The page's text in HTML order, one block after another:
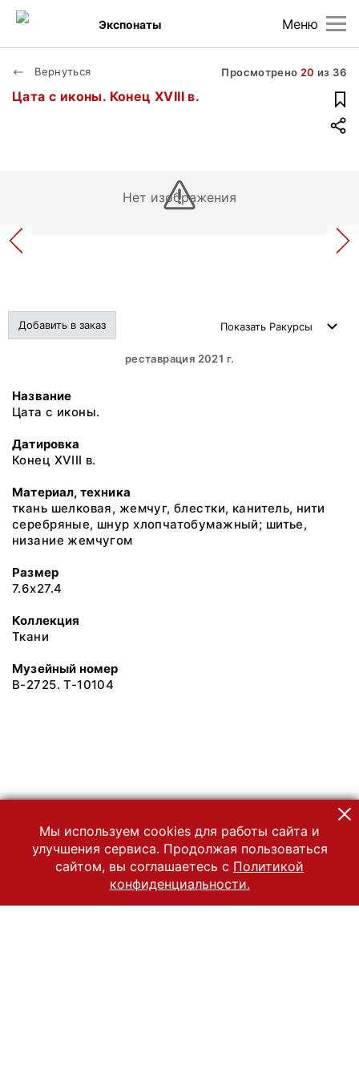
Меню
Экспонаты
Вернуться Просмотрено 20 из 36
Цата с иконы. Конец XVIII в.
Нет изображения
Добавить в заказ Показать Ракурсы
реставрация 2021 г.
Название
Цата с иконы.
Датировка
Конец XVIII в.
Материал, техника
ткань шелковая, жемчуг, блестки, канитель, нити
серебряные, шнур хлопчатобумажный; шитье,
низание жемчугом
Размер
7.6x27.4
Коллекция
Ткани
Музейный номер
В-2725. Т-10104
Мы используем cookies для работы сайта и
улучшения сервиса. Продолжая пользоваться
сайтом, вы соглашаетесь с Политикой
конфиденциальности.